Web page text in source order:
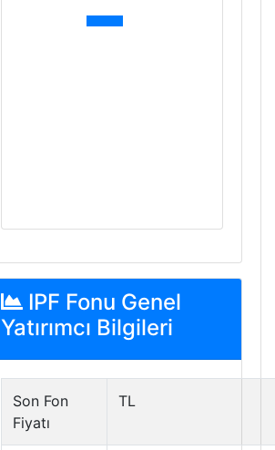
IPF Fonu Genel
Yatırımcı Bilgileri
Son Fon
Fiyatı
TL